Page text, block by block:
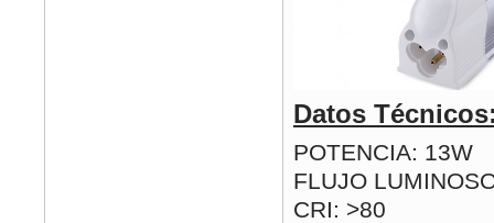
Datos
POTENCIA: 13W
FLUJO
CRI: >80